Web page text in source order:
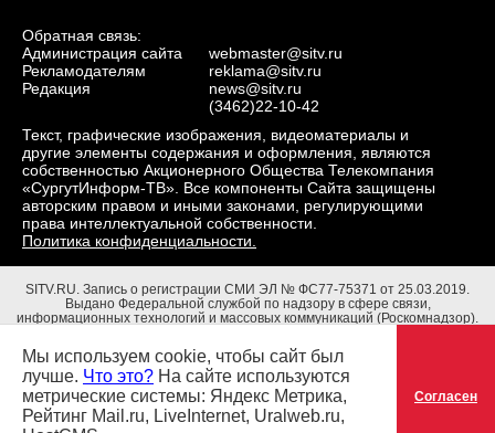
Обратная связь:
Администрация сайта
Рекламодателям
Редакция
webmaster@sitv.ru
reklama@sitv.ru
news@sitv.ru
(3462)22-10-42
Текст, графические изображения, видеоматериалы и
другие элементы содержания и оформления, являются
собственностью Акционерного Общества Телекомпания
«СургутИнформ-ТВ». Все компоненты Сайта защищены
авторским правом и иными законами, регулирующими
права интеллектуальной собственности.
Политика конфиденциальности.
SITV.RU. Запись о регистрации СМИ ЭЛ № ФС77-75371 от 25.03.2019.
Выдано Федеральной службой по надзору в сфере связи,
информационных технологий и массовых коммуникаций (Роскомнадзор).
Адрес редакции: 628403, Тюменская обл., ХМАО - Югра, г. Сургут, ул.
Маяковского, д. 16. Главный редактор: Чубенко В.Л.
Мы используем cookie, чтобы сайт был
лучше. Что это? На сайте используются
метрические системы: Яндекс Метрика,
Рейтинг Mail.ru, LiveInternet, Uralweb.ru,
Согласен